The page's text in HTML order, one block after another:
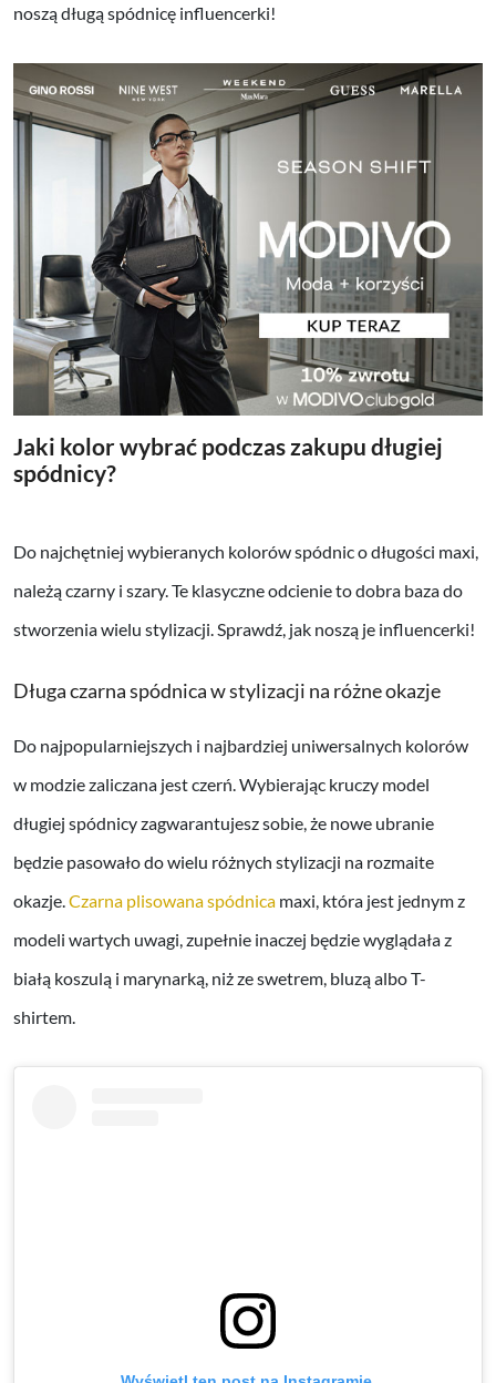
noszą długą spódnicę influencerki!
Jaki kolor wybrać podczas zakupu długiej
spódnicy?
Do najchętniej wybieranych kolorów spódnic o długości maxi,
należą czarny i szary. Te klasyczne odcienie to dobra baza do
stworzenia wielu stylizacji. Sprawdź, jak noszą je influencerki!
Długa czarna spódnica w stylizacji na różne okazje
Do najpopularniejszych i najbardziej uniwersalnych kolorów
w modzie zaliczana jest czerń. Wybierając kruczy model
długiej spódnicy zagwarantujesz sobie, że nowe ubranie
będzie pasowało do wielu różnych stylizacji na rozmaite
okazje.Czarna plisowana spódnica maxi, która jest jednym z
modeli wartych uwagi, zupełnie inaczej będzie wyglądała z
białą koszulą i marynarką, niż ze swetrem, bluzą albo T-
shirtem.